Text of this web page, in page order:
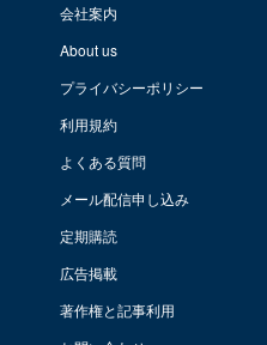
会社案内
About us
プライバシーポリシー
利用規約
よくある質問
メール配信申し込み
定期購読
広告掲載
著作権と記事利用